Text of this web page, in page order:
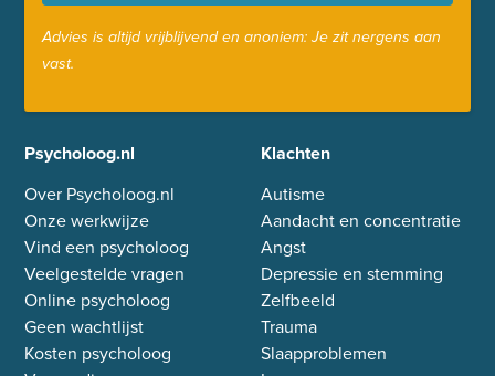
Advies is altijd vrijblijvend en anoniem: Je zit nergens aan
vast.
Psycholoog.nl
Over Psycholoog.nl
Onze werkwijze
Vind een psycholoog
Veelgestelde vragen
Online psycholoog
Geen wachtlijst
Kosten psycholoog
Klachten
Autisme
Aandacht en concentratie
Angst
Depressie en stemming
Zelfbeeld
Trauma
Slaapproblemen